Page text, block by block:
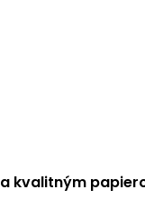
kvalitným